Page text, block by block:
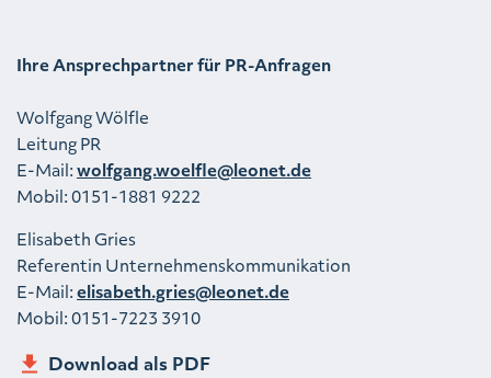
Ihre Ansprechpartner für PR-Anfragen
Wolfgang Wölfle
Leitung PR
E-Mail:wolfgang.woelfle@leonet.de
Mobil: 0151-1881 9222
Elisabeth Gries
Referentin Unternehmenskommunikation
E-Mail:elisabeth.gries@leonet.de
Mobil: 0151-7223 3910
Download als PDF